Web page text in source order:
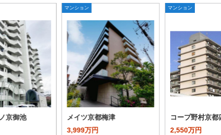
京御池
マンション
メイツ京都梅津
3,999万円
マンション
コープ野村京都
2,550万円